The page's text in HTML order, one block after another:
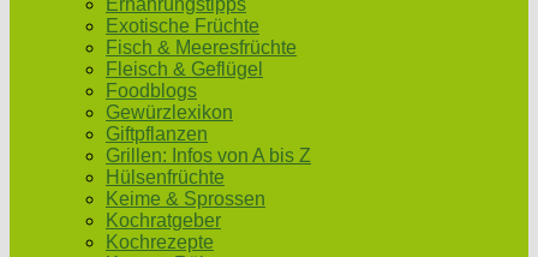
Ernährungstipps
Exotische Früchte
Fisch & Meeresfrüchte
Fleisch & Geflügel
Foodblogs
Gewürzlexikon
Giftpflanzen
Grillen: Infos von A bis Z
Hülsenfrüchte
Keime & Sprossen
Kochratgeber
Kochrezepte